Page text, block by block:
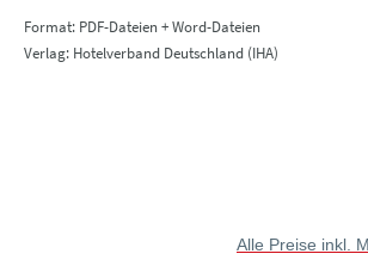
Format: PDF-Dateien + Word-Dateien
Verlag: Hotelverband Deutschland (IHA)
Alle Preise inkl.